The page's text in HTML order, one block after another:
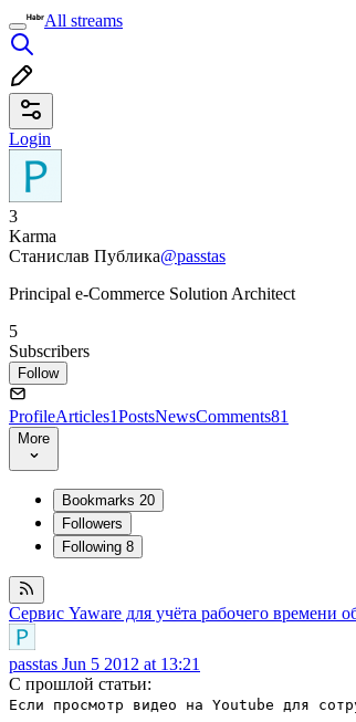
All streams
Login
3
Karma
Станислав Публика@passtas
Principal e-Commerce Solution Architect
5
Subscribers
Follow
ProfileArticles1PostsNewsComments81
More
Bookmarks 20
Followers
Following 8
Сервис Yaware для учёта рабочего времени
passtas Jun 5 2012 at 13:21
С прошлой статьи:
Если просмотр видео на Youtube для